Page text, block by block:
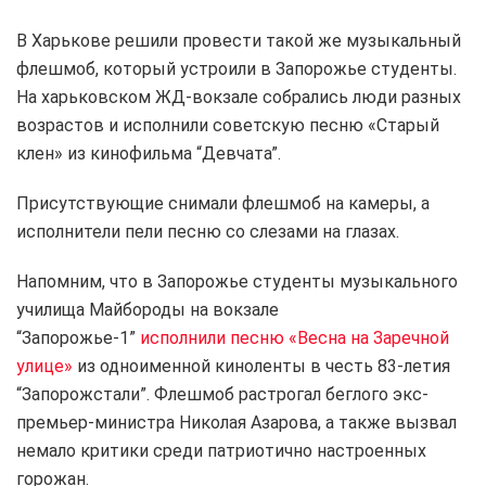
В Харькове решили провести такой же музыкальный
флешмоб, который устроили в Запорожье студенты.
На харьковском ЖД-вокзале собрались люди разных
возрастов и исполнили советскую песню «Старый
клен» из кинофильма “Девчата”.
Присутствующие снимали флешмоб на камеры, а
исполнители пели песню со слезами на глазах.
Напомним, что в Запорожье студенты музыкального
училища Майбороды на вокзале
“Запорожье-1” исполнили песню «Весна на Заречной
улице» из одноименной киноленты в честь 83-летия
“Запорожстали”. Флешмоб растрогал беглого экс-
премьер-министра Николая Азарова, а также вызвал
немало критики среди патриотично настроенных
горожан.